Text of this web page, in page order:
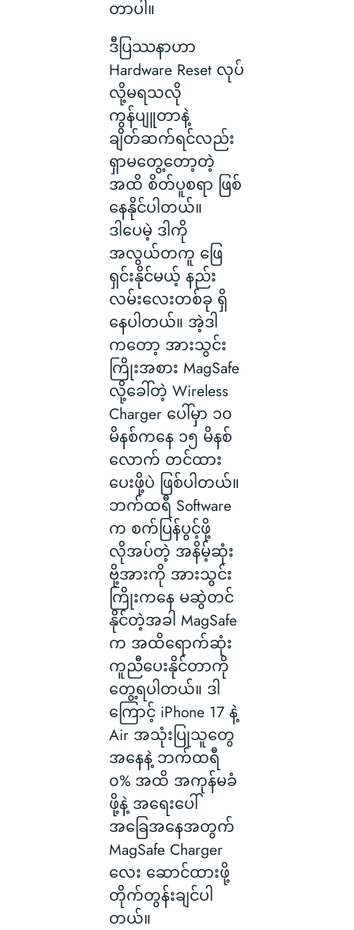
တာပါ။
ဒီပြဿနာဟာ
Hardware Reset လုပ်
လို့မရသလို
ကွန်ပျူတာနဲ့
ချိတ်ဆက်ရင်လည်း
ရှာမတွေ့တော့တဲ့
အထိ စိတ်ပူစရာ ဖြစ်
နေနိုင်ပါတယ်။
ဒါပေမဲ့ ဒါကို
အလွယ်တကူ ဖြေ
ရှင်းနိုင်မယ့် နည်း
လမ်းလေးတစ်ခု ရှိ
နေပါတယ်။ အဲ့ဒါ
ကတော့ အားသွင်း
ကြိုးအစား MagSafe
လို့ခေါ်တဲ့ Wireless
Charger ပေါ်မှာ ၁၀
မိနစ်ကနေ ၁၅ မိနစ်
လောက် တင်ထား
ပေးဖို့ပဲ ဖြစ်ပါတယ်။
ဘက်ထရီ Software
က စက်ပြန်ပွင့်ဖို့
လိုအပ်တဲ့ အနိမ့်ဆုံး
ဗို့အားကို အားသွင်း
ကြိုးကနေ မဆွဲတင်
နိုင်တဲ့အခါ MagSafe
က အထိရောက်ဆုံး
ကူညီပေးနိုင်တာကို
တွေ့ရပါတယ်။ ဒါ
ကြောင့် iPhone 17 နဲ့
Air အသုံးပြုသူတွေ
အနေနဲ့ ဘက်ထရီ
၀% အထိ အကုန်မခံ
ဖို့နဲ့ အရေးပေါ်
အခြေအနေအတွက်
MagSafe Charger
လေး ဆောင်ထားဖို့
တိုက်တွန်းချင်ပါ
တယ်။